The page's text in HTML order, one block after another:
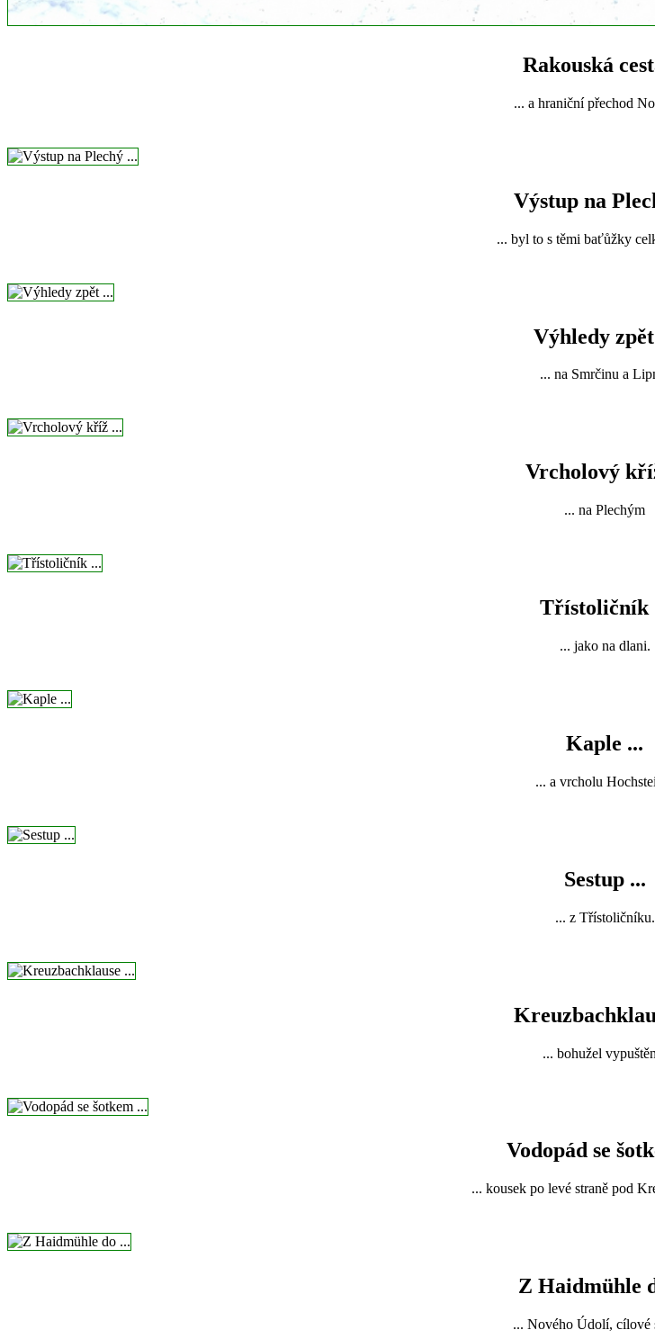
Rakouská
... a hraniční přechod
Výstup na
... byl to s těmi baťůžky
Výhledy
... na Smrčinu a
Vrcholový
... na Plechým
Třístoličník
... jako na dlani.
Kaple ...
... a vrcholu
Sestup ...
... z Třístoličníku.
... bohužel
Vodopád se
... kousek po levé straně pod
Z Haidmühle
... Nového Údolí, cílové